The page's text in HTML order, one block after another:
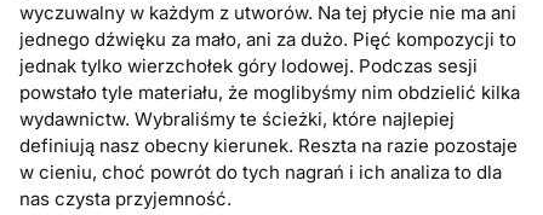
wyczuwalny w każdym z utworów. Na tej płycie nie ma ani
jednego dźwięku za mało, ani za dużo. Pięć kompozycji to
jednak tylko wierzchołek góry lodowej. Podczas sesji
powstało tyle materiału, że moglibyśmy nim obdzielić kilka
wydawnictw. Wybraliśmy te ścieżki, które najlepiej
definiują nasz obecny kierunek. Reszta na razie pozostaje
w cieniu, choć powrót do tych nagrań i ich analiza to dla
nas czysta przyjemność.